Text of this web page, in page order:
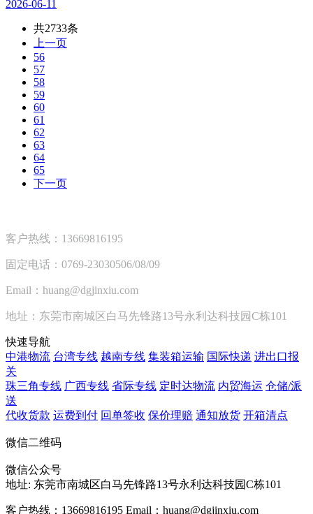
2026-06-11
共2733条
上一页
56
57
58
59
60
61
62
63
64
65
下一页
客户热线：13669816195
固定电话：0769-23030506/08/09
Email：huang@dgjinxiu.com
地址：东莞市南城区白马先锋路13号永利达科技园C栋101
快速导航
中港物流 台湾专线 越南专线 集装箱运输 国际快递 进出口报
关
珠三角专线 广西专线 省际专线 定时达物流 内贸海运 仓储/派
送
代收货款 运费到付 回单签收 保价理赔 通知放货 开箱清点
微信二维码
微信公众号
地址: 东莞市南城区白马先锋路13号永利达科技园C栋101
客户热线：13669816195 Email：huang@dgjinxiu.com